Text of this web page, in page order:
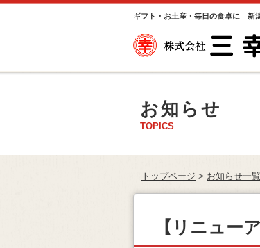
ギフト・お土産・毎日の食卓に 新
お知らせ
TOPICS
トップページ > お知らせ一覧
【リニュー